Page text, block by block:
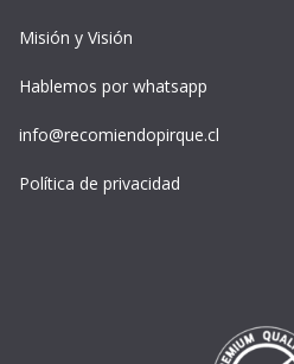
Misión y Visión
Hablemos por whatsapp
info@recomiendopirque.cl
Política de privacidad